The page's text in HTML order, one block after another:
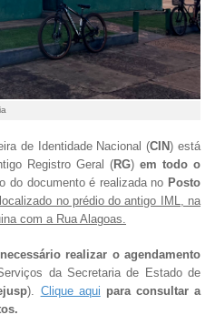
de Identidade Nacional (CIN) está
Registro Geral (RG) em todo o
do documento é realizada no Posto
localizado no prédio do antigo IML, na
com a Rua Alagoas.
realizar o agendamento
da Secretaria de Estado de
). Clique aqui para consultar a